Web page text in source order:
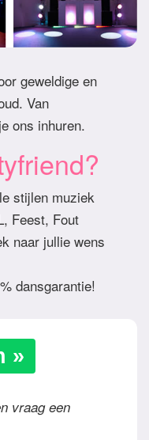
geweldige en
Van
ons inhuren.
stijlen muziek
Feest, Fout
naar jullie wens
dansgarantie!
»
vraag een